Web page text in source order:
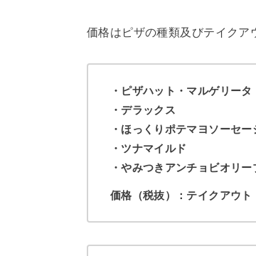
価格はピザの種類及びテイクア
・ピザハット・マルゲリータ
・デラックス
・ほっくりポテマヨソーセー
・ツナマイルド
・やみつきアンチョビオリー
価格（税抜）：テイクアウト